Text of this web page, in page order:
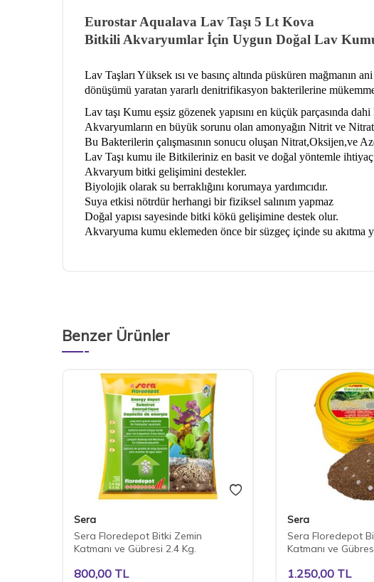
Eurostar Aqualava Lav Taşı 5 Lt Kova
Bitkili Akvaryumlar İçin Uygun Doğal Lav
Lav Taşları Yüksek ısı ve basınç altında püsküren mağmanın
dönüşümü yaratan yararlı denitrifikasyon bakterilerine
Lav taşı Kumu eşsiz gözenek yapısını en küçük parçasında
Akvaryumların en büyük sorunu olan amonyağın Nitrit ve
Bu Bakterilerin çalışmasının sonucu oluşan Nitrat,Oksijen,ve
Lav Taşı kumu ile Bitkileriniz en basit ve doğal yöntemle
Akvaryum bitki gelişimini destekler.
Biyolojik olarak su berraklığını korumaya yardımcıdır.
Suya etkisi nötrdür herhangi bir fiziksel salınım yapmaz
Doğal yapısı sayesinde bitki kökü gelişimine destek olur.
Akvaryuma kumu eklemeden önce bir süzgeç içinde su akıtma
Benzer Ürünler
Sera
Sera Floredepot Bitki Zemin
Katmanı ve Gübresi 2.4 Kg.
800,00 TL
Sera
Sera Floredepot
Katmanı ve
1.250,00 TL